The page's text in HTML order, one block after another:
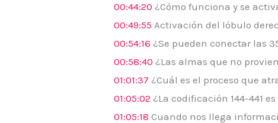
00:44:20 ¿Cómo funciona y se
00:49:55 Activación del lóbulo
00:54:16 ¿Se pueden conectar las
00:58:40 ¿Las almas que no
01:01:37 ¿Cuál es el proceso que
01:05:02 ¿La codificación 144-441
01:05:18 Cuando nos llega